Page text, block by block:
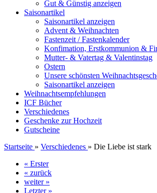
Gut & Günstig anzeigen
Saisonartikel
Saisonartikel anzeigen
Advent & Weihnachten
Fastenzeit / Fastenkalender
Konfimation, Erstkommunion &
Mutter- & Vatertag & Valentinstag
Ostern
Unsere schönsten
Saisonartikel anzeigen
Weihnachtsempfehlungen
ICF Bücher
Verschiedenes
Geschenke zur Hochzeit
Gutscheine
Startseite » Verschiedenes » Die Liebe ist stark
« Erster
« zurück
weiter »
Letzter »